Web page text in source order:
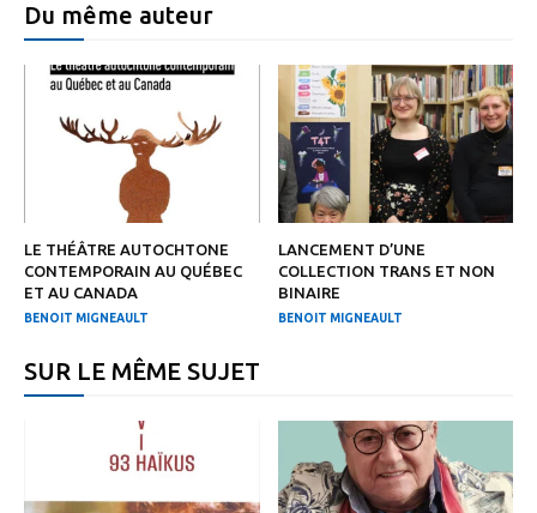
Du même auteur
LE THÉÂTRE AUTOCHTONE
CONTEMPORAIN AU QUÉBEC
ET AU CANADA
BENOIT MIGNEAULT
LANCEMENT D’UNE
COLLECTION TRANS ET NON
BINAIRE
BENOIT MIGNEAULT
SUR LE MÊME SUJET